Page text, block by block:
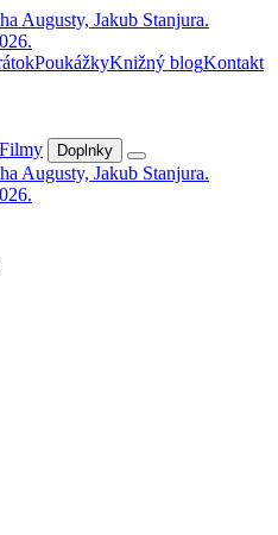
PoukážkyKnižný blogKontakt
Filmy Doplnky